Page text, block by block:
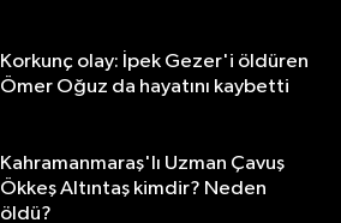
Korkunç olay: İpek Gezer'i öldüren
Ömer Oğuz da hayatını kaybetti
Kahramanmaraş'lı Uzman Çavuş
Ökkeş Altıntaş kimdir? Neden
öldü?